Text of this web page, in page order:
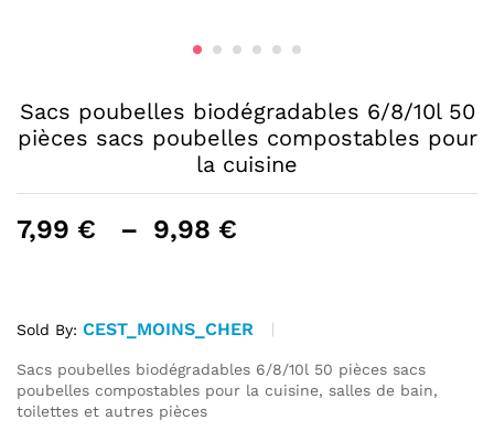
Sacs poubelles biodégradables 6/8/10l 50
pièces sacs poubelles compostables pour
la cuisine
7,99 € – 9,98 €
à
9,98 €
Sold By: CEST_MOINS_CHER
Sacs poubelles biodégradables 6/8/10l 50 pièces sacs
poubelles compostables pour la cuisine, salles de bain,
toilettes et autres pièces